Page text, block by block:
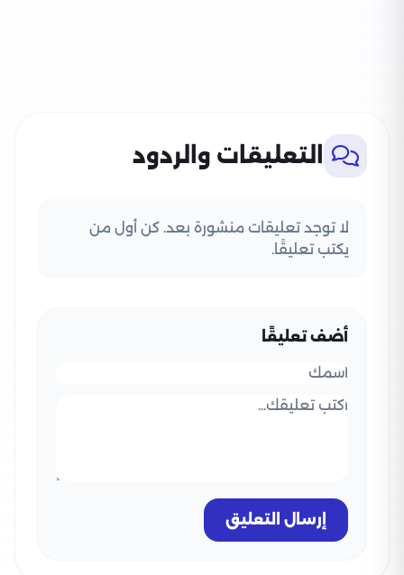
التعليقات والردود
لا توجد تعليقات منشورة بعد. كن أول من
يكتب تعليقًا.
أضف تعليقًا
إرسال التعليق